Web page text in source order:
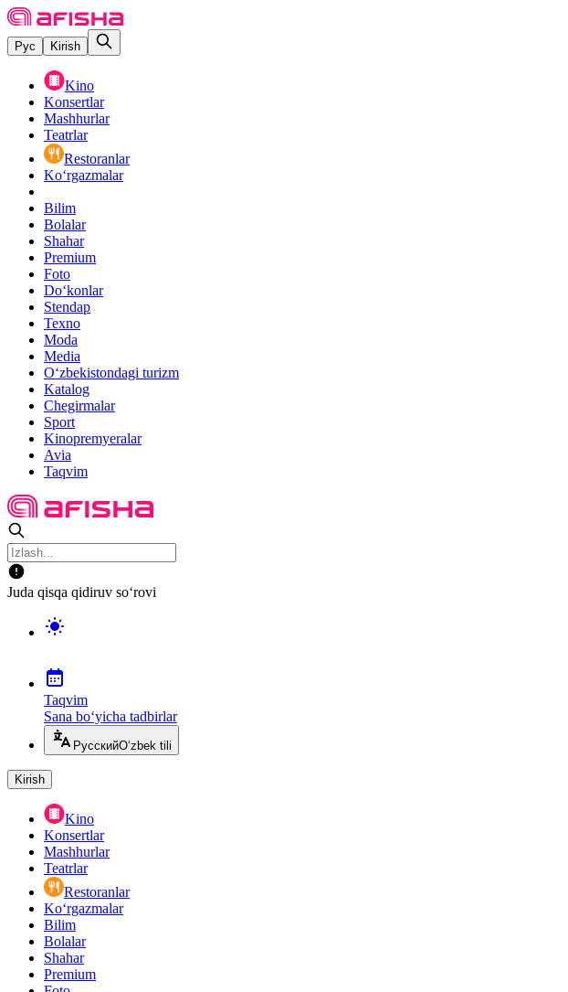
Рус Kirish
Kino
Konsertlar
Mashhurlar
Teatrlar
Restoranlar
Ko‘rgazmalar
Bilim
Bolalar
Shahar
Premium
Foto
Do‘konlar
Stendap
Texno
Moda
Media
O‘zbekistondagi turizm
Katalog
Chegirmalar
Sport
Kinopremyeralar
Avia
Taqvim
Juda qisqa qidiruv so‘rovi
Taqvim
Sana bo‘yicha tadbirlar
РусскийO‘zbek tili
Kirish
Kino
Konsertlar
Mashhurlar
Teatrlar
Restoranlar
Ko‘rgazmalar
Bilim
Bolalar
Shahar
Premium